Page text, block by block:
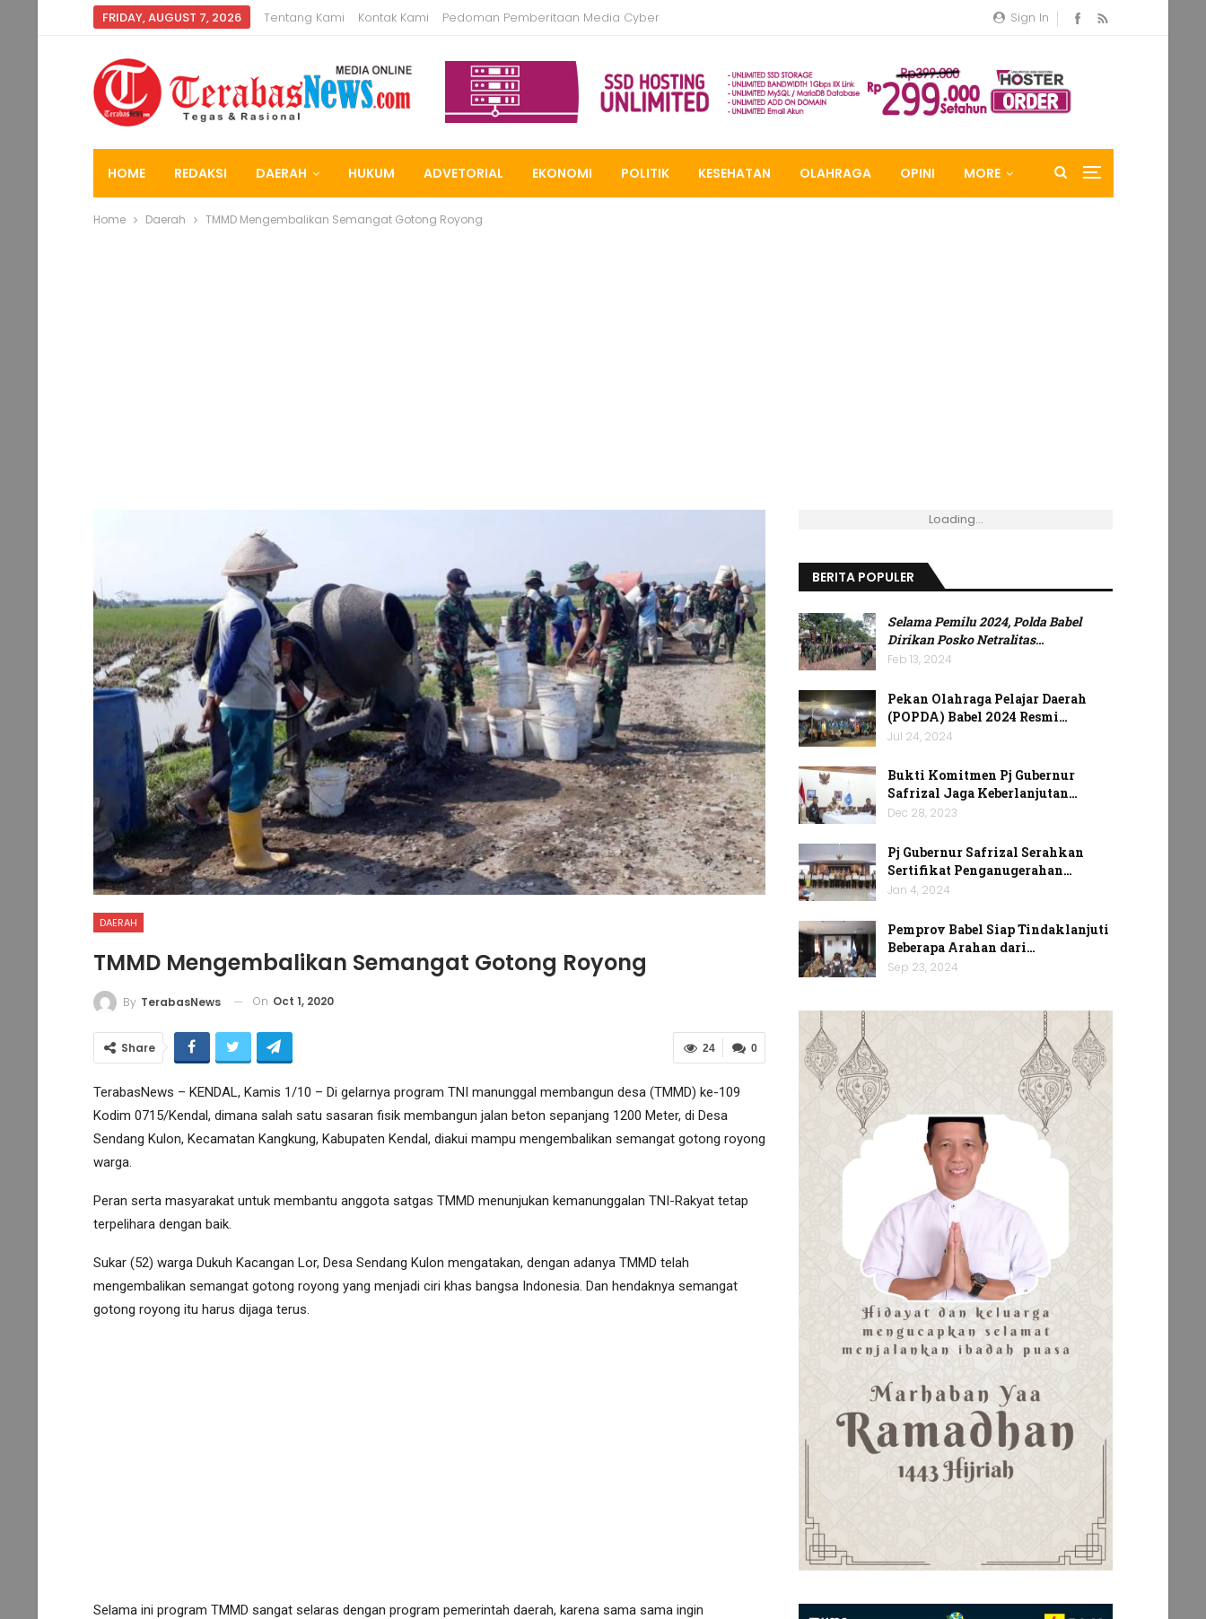
Sign In
FRIDAY, AUGUST 7, 2026 Tentang Kami Kontak Kami Pedoman Pemberitaan Media Cyber
HOME REDAKSI DAERAH HUKUM ADVETORIAL EKONOMI POLITIK KESEHATAN OLAHRAGA OPINI MORE
Home Daerah TMMD Mengembalikan Semangat Gotong Royong
DAERAH
TMMD Mengembalikan Semangat Gotong Royong
By TerabasNews On Oct 1, 2020
0
24
Share
TerabasNews – KENDAL, Kamis 1/10 – Di gelarnya program TNI manunggal membangun desa (TMMD) ke-109
Kodim 0715/Kendal, dimana salah satu sasaran fisik membangun jalan beton sepanjang 1200 Meter, di Desa
Sendang Kulon, Kecamatan Kangkung, Kabupaten Kendal, diakui mampu mengembalikan semangat gotong royong
warga.
Peran serta masyarakat untuk membantu anggota satgas TMMD menunjukan kemanunggalan TNI-Rakyat tetap
terpelihara dengan baik.
Sukar (52) warga Dukuh Kacangan Lor, Desa Sendang Kulon mengatakan, dengan adanya TMMD telah
mengembalikan semangat gotong royong yang menjadi ciri khas bangsa Indonesia. Dan hendaknya semangat
gotong royong itu harus dijaga terus.
Selama ini program TMMD sangat selaras dengan program pemerintah daerah, karena sama sama ingin
Loading...
BERITA POPULER
Selama Pemilu 2024, Polda Babel
Dirikan Posko Netralitas…
Feb 13, 2024
Pekan Olahraga Pelajar Daerah
(POPDA) Babel 2024 Resmi…
Jul 24, 2024
Bukti Komitmen Pj Gubernur
Safrizal Jaga Keberlanjutan…
Dec 28, 2023
Pj Gubernur Safrizal Serahkan
Sertifikat Penganugerahan…
Jan 4, 2024
Pemprov Babel Siap Tindaklanjuti
Beberapa Arahan dari…
Sep 23, 2024